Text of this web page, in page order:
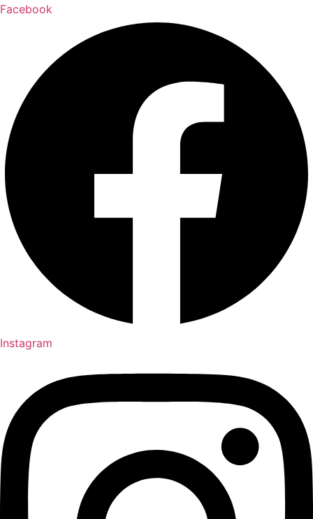
Facebook
Instagram